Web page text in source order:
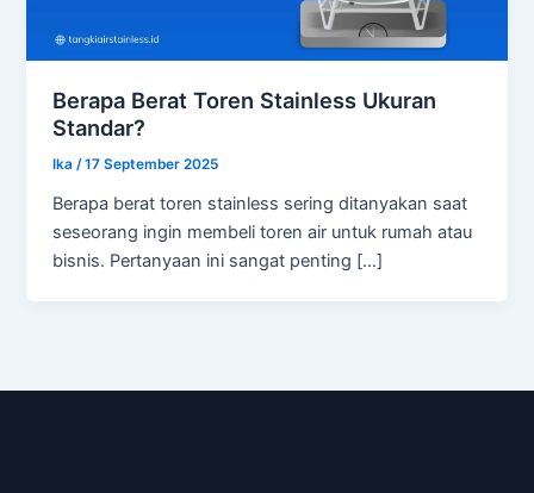
Berapa Berat Toren Stainless Ukuran
Standar?
Ika/17 September 2025
Berapa berat toren stainless sering ditanyakan saat
seseorang ingin membeli toren air untuk rumah atau
bisnis. Pertanyaan ini sangat penting […]